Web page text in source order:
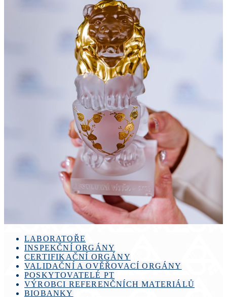
LABORATOŘE
INSPEKČNÍ ORGÁNY
CERTIFIKAČNÍ ORGÁNY
VALIDAČNÍ A OVĚŘOVACÍ ORGÁNY
POSKYTOVATELÉ PT
VÝROBCI REFERENČNÍCH MATERIÁLŮ
BIOBANKY